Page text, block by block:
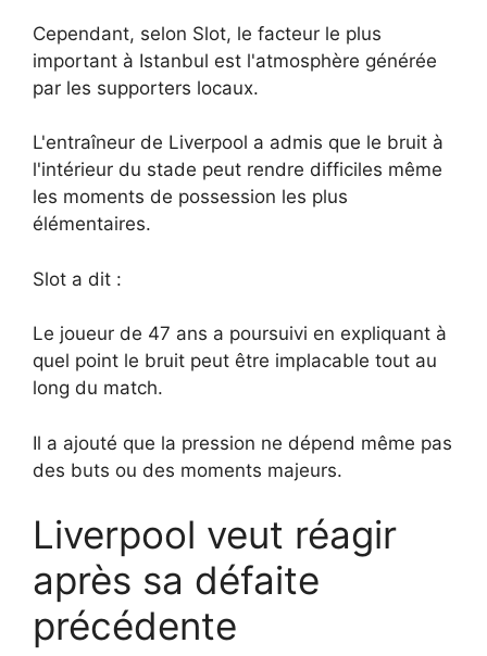
Cependant, selon Slot, le facteur le plus
important à Istanbul est l'atmosphère générée
par les supporters locaux.
L'entraîneur de Liverpool a admis que le bruit à
l'intérieur du stade peut rendre difficiles même
les moments de possession les plus
élémentaires.
Slot a dit :
Le joueur de 47 ans a poursuivi en expliquant à
quel point le bruit peut être implacable tout au
long du match.
Il a ajouté que la pression ne dépend même pas
des buts ou des moments majeurs.
Liverpool veut réagir
après sa défaite
précédente